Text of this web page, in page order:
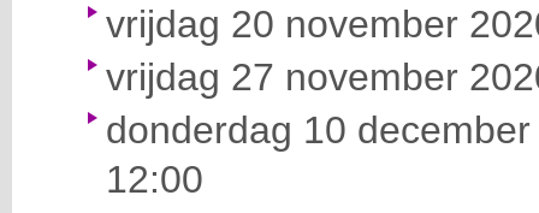
vrijdag 20 november
vrijdag 27 november
donderdag 10
12:00